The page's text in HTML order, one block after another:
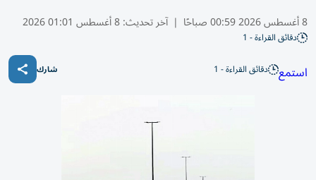
8 أغسطس 2026 00:59 صباحًا | آخر تحديث:8 أغسطس 01:01 2026
دقائق القراءة - 1
استمع دقائق القراءة - 1 شارك